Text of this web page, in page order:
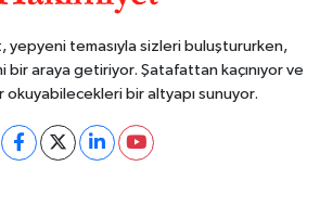
yepyeni temasıyla sizleri buluştururken,
bir araya getiriyor. Şatafattan kaçınıyor ve
okuyabilecekleri bir altyapı sunuyor.